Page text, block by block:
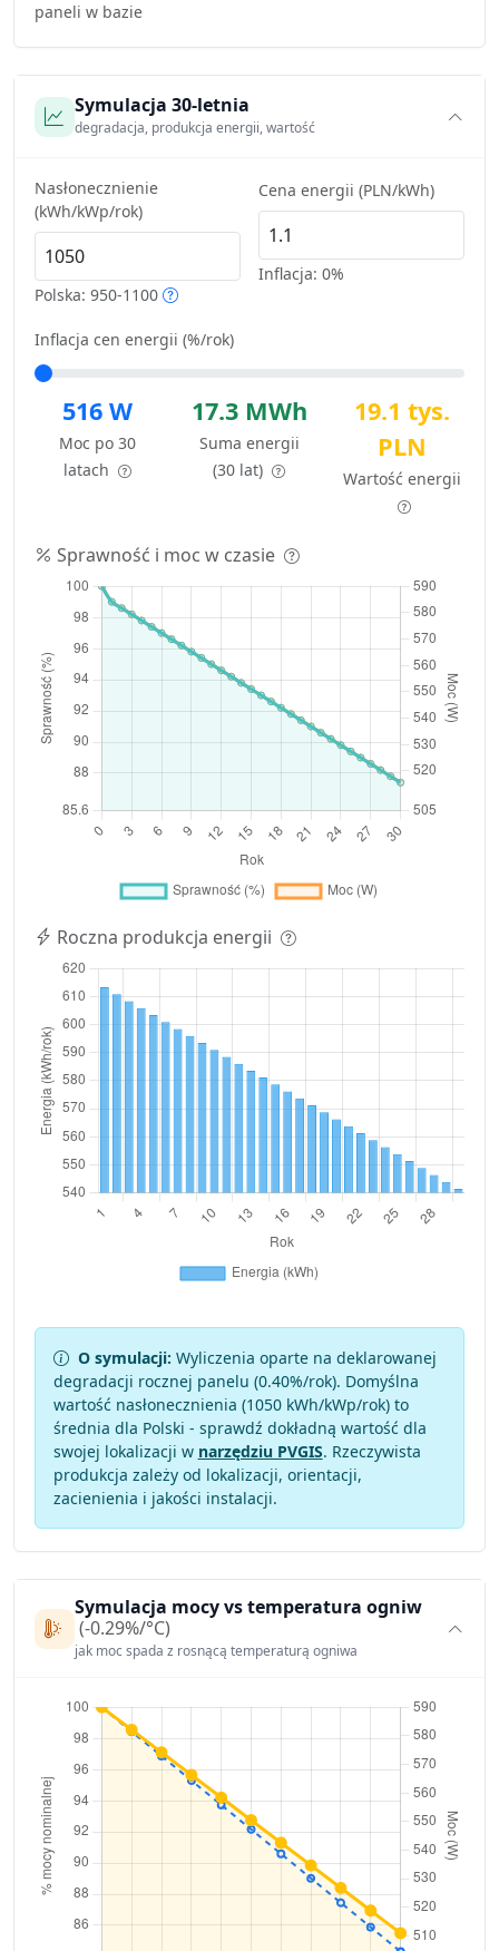
paneli w bazie
Symulacja 30-letnia
degradacja, produkcja energii, wartość
Nasłonecznienie
(kWh/kWp/rok)
Polska: 950-1100
Cena energii (PLN/kWh)
Inflacja: 0%
Inflacja cen energii (%/rok)
516 W
Moc po 30
latach
17.3 MWh
Suma energii
(30 lat)
19.1 tys.
PLN
Wartość energii
Sprawność i moc w czasie
Roczna produkcja energii
O symulacji: Wyliczenia oparte na deklarowanej
degradacji rocznej panelu (0.40%/rok). Domyślna
wartość nasłonecznienia (1050 kWh/kWp/rok) to
średnia dla Polski - sprawdź dokładną wartość dla
swojej lokalizacji w narzędziu PVGIS. Rzeczywista
produkcja zależy od lokalizacji, orientacji,
zacienienia i jakości instalacji.
Symulacja mocy vs temperatura ogniw
(-0.29%/°C)
jak moc spada z rosnącą temperaturą ogniwa